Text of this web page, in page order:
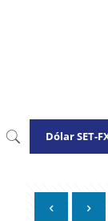
Dólar SET-